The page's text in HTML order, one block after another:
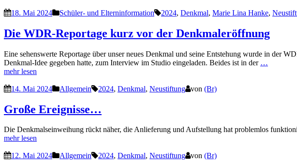
18. Mai 2024 Schüler- und Elterninformation 2024, Denkmal, Marie Lina Hanke,
Die WDR-Reportage kurz vor der Denkmaleröffnung
Eine sehenswerte Reportage über unser neues Denkmal und seine Entstehung wurde in der
Denkmal-Idee gegeben hatte, zum Interview im Studio eingeladen. Beides ist in der …
mehr lesen
14. Mai 2024 Allgemein 2024, Denkmal, Neustiftung von (Br)
Große Ereignisse…
Die Denkmalseinweihung rückt näher, die Anlieferung und Aufstellung hat problemlos
mehr lesen
12. Mai 2024 Allgemein 2024, Denkmal, Neustiftung von (Br)